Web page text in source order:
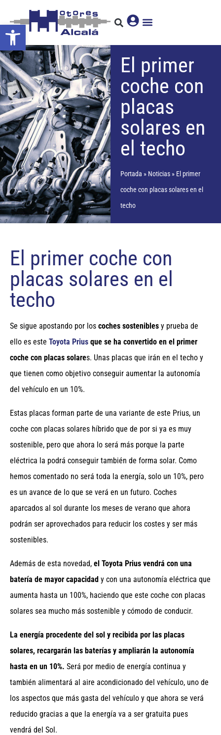
Abrir barra de herramientas
El primer
coche con
placas
solares en
el techo
Portada » Noticias » El primer
coche con placas solares en el
techo
El primer coche con
placas solares en el
techo
Se sigue apostando por los coches sostenibles y prueba de
ello es este Toyota Prius que se ha convertido en el primer
coche con placas solares. Unas placas que irán en el techo y
que tienen como objetivo conseguir aumentar la autonomía
del vehículo en un 10%.
Estas placas forman parte de una variante de este Prius, un
coche con placas solares híbrido que de por si ya es muy
sostenible, pero que ahora lo será más porque la parte
eléctrica la podrá conseguir también de forma solar. Como
hemos comentado no será toda la energía, solo un 10%, pero
es un avance de lo que se verá en un futuro. Coches
aparcados al sol durante los meses de verano que ahora
podrán ser aprovechados para reducir los costes y ser más
sostenibles.
Además de esta novedad, el Toyota Prius vendrá con una
batería de mayor capacidad y con una autonomía eléctrica que
aumenta hasta un 100%, haciendo que este coche con placas
solares sea mucho más sostenible y cómodo de conducir.
La energía procedente del sol y recibida por las placas
solares, recargarán las baterías y ampliarán la autonomía
hasta en un 10%. Será por medio de energía continua y
también alimentará al aire acondicionado del vehículo, uno de
los aspectos que más gasta del vehículo y que ahora se verá
reducido gracias a que la energía va a ser gratuita pues
vendrá del Sol.